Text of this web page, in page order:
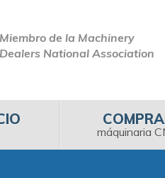
Miembro de la Machinery
Dealers National Association
máquinaria